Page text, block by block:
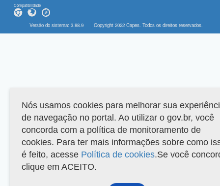
Compatibilidade
Versão do sistema: 3.88.9 Copyright 2022 Capes. Todos os direitos reservados.
Nós usamos cookies para melhorar sua
de navegação no portal. Ao utilizar o gov.br, você
concorda com a política de monitoramento de
cookies. Para ter mais informações sobre como
é feito, acesse Política de cookies.Se você
clique em ACEITO.